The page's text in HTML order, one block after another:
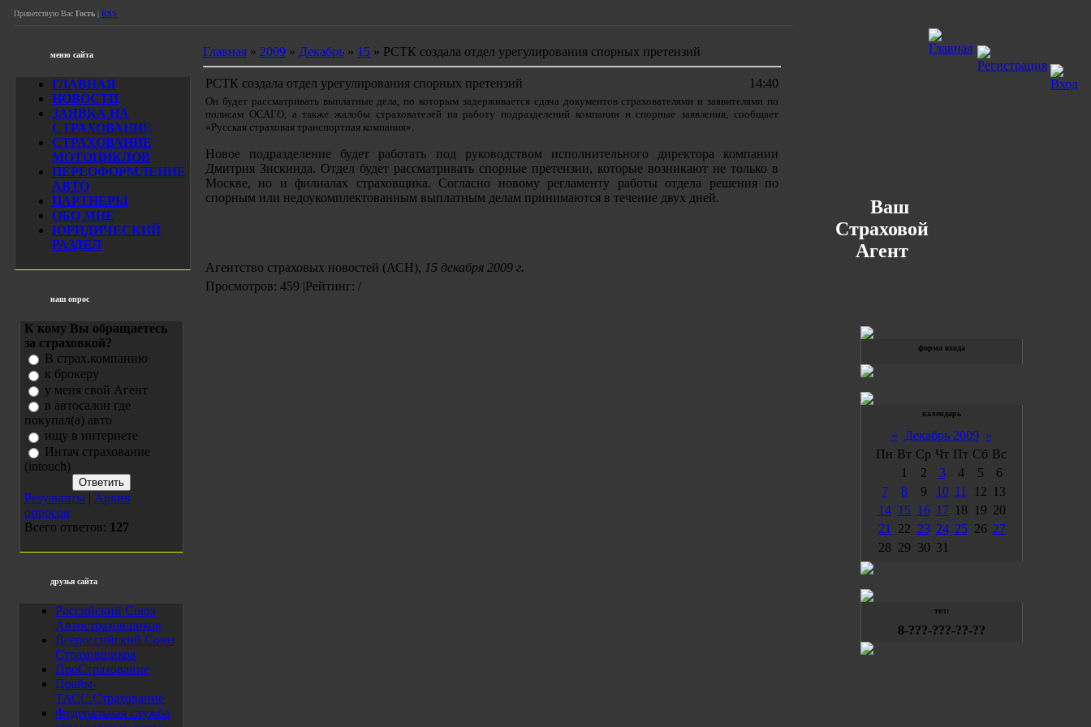
Приветствую Вас Гость | RSS
меню сайта
ГЛАВНАЯ
НОВОСТИ
ЗАЯВКА НА
СТРАХОВАНИЕ
СТРАХОВАНИЕ
МОТОЦИКЛОВ
ПЕРЕОФОРМЛЕНИЕ
АВТО
ПАРТНЕРЫ
ОБО МНЕ
ЮРИДИЧЕСКИЙ
РАЗДЕЛ
наш опрос
К кому Вы обращаетесь
за страховкой?
В страх.компанию
к брокеру
у меня свой Агент
в автосалон где
покупал(а) авто
ищу в интернете
Интач страхование
(intouch)
Результаты | Архив
опросов
Всего ответов: 127
друзья сайта
Российский Союз
Автостраховщиков
Всероссийский Союз
Страховщиков
ПроСтрахование
Прайм-
ТАСС.Страхование
Федеральная служба
Главная » 2009 » Декабрь » 15 » РСТК создала отдел урегулирования спорных претензий
РСТК создала отдел урегулирования спорных претензий 14:40
Он будет рассматривать выплатные дела, по которым задерживается сдача документов страхователями и заявителями по
полисам ОСАГО, а также жалобы страхователей на работу подразделений компании и спорные заявления, сообщает
«Русская страховая транспортная компания».
Новое подразделение будет работать под руководством исполнительного директора компании
Дмитрия Зискинда. Отдел будет рассматривать спорные претензии, которые возникают не только в
Москве, но и филиалах страховщика. Согласно новому регламенту работы отдела решения по
спорным или недоукомплектованным выплатным делам принимаются в течение двух дней.
Агентство страховых новостей (АСН), 15 декабря 2009 г.
Просмотров: 459 |Рейтинг: /
Ваш
Страховой
Агент
форма входа
календарь
« Декабрь 2009 »
Пн Вт Ср Чт Пт Сб Вс
1
2 3 4 5
6
7
8 9 10 11 12 13
14 15 16 17 18 19 20
21
22 23 24 25 26 27
28 29 30 31
тел:
8-???-???-??-??